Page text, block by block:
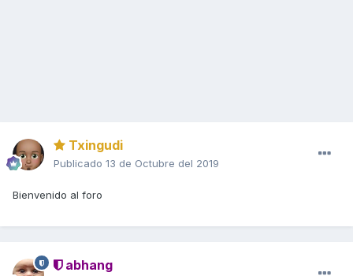
Txingudi
Publicado 13 de Octubre del 2019
Bienvenido al foro
abhang